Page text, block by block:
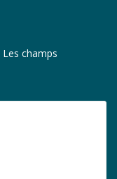
Les champs